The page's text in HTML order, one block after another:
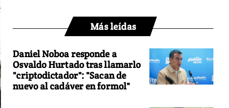
Más leídas
Daniel Noboa responde a
Osvaldo Hurtado tras llamarlo
"criptodictador": "Sacan de
nuevo al cadáver en formol"